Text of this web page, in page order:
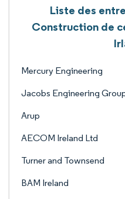
Liste des
Construction de
Mercury Engineering
Jacobs Engineering
Arup
AECOM Ireland Ltd
Turner and Townsend
BAM Ireland